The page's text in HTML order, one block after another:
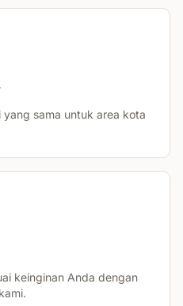
sama untuk area kota
keinginan Anda dengan